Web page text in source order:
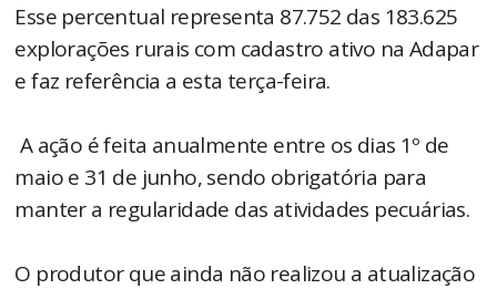
Esse percentual representa 87.752 das 183.625
explorações rurais com cadastro ativo na Adapar
e faz referência a esta terça-feira.
A ação é feita anualmente entre os dias 1º de
maio e 31 de junho, sendo obrigatória para
manter a regularidade das atividades pecuárias.
O produtor que ainda não realizou a atualização